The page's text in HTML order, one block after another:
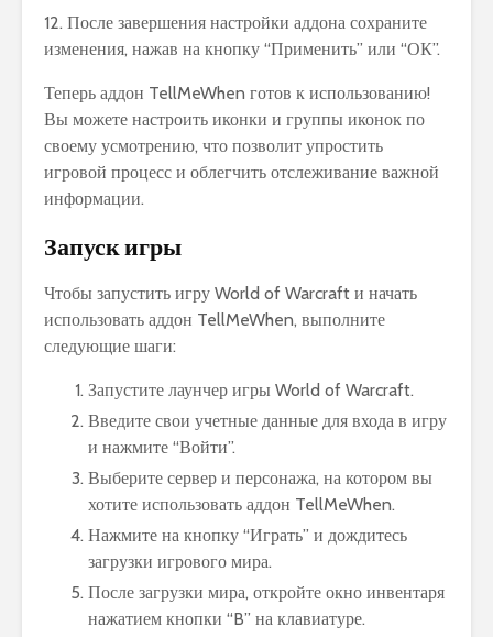
12. После завершения настройки аддона сохраните
изменения, нажав на кнопку “Применить” или “ОК”.
Теперь аддон TellMeWhen готов к использованию!
Вы можете настроить иконки и группы иконок по
своему усмотрению, что позволит упростить
игровой процесс и облегчить отслеживание важной
информации.
Запуск игры
Чтобы запустить игру World of Warcraft и начать
использовать аддон TellMeWhen, выполните
следующие шаги:
Запустите лаунчер игры World of Warcraft.
Введите свои учетные данные для входа в игру
и нажмите “Войти”.
Выберите сервер и персонажа, на котором вы
хотите использовать аддон TellMeWhen.
Нажмите на кнопку “Играть” и дождитесь
загрузки игрового мира.
После загрузки мира, откройте окно инвентаря
нажатием кнопки “B” на клавиатуре.